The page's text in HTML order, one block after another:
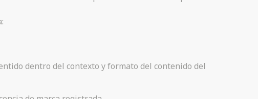
dentro del contexto y formato del contenido del